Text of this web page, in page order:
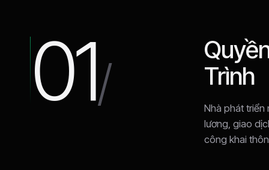
01/
Trình
Nhà phát triển
lương, giao
công khai